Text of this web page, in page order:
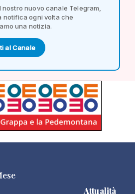
nostro nuovo canale Telegram,
notifica ogni volta che
una notizia.
al Canale
Attualità